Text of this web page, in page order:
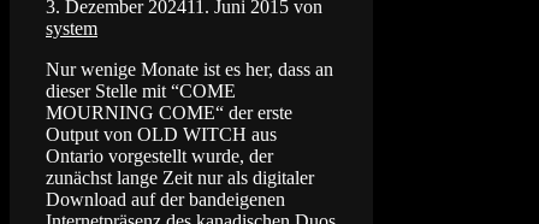
3. Dezember 202411. Juni 2015 von
system
Nur wenige Monate ist es her, dass an
dieser Stelle mit “COME
MOURNING COME“ der erste
Output von OLD WITCH aus
Ontario vorgestellt wurde, der
zunächst lange Zeit nur als digitaler
Download auf der bandeigenen